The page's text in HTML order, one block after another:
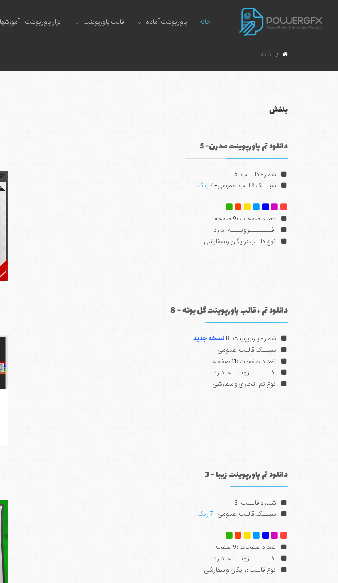
خانه پاورپوینت آماده قالب پاورپوینت ابزار پاورپوینت - آموزشها
خانه
بنفش
دانلود تم پاورپوینت مدرن- 5
شماره قالــب : 5
سبـــک قالـب : عمومی-7 رنگ
تعداد صفحات : 9 صفحه
افـــــــــزونــــه : دارد
نوع قالـب : رایگان و سفارشی
دانلود تم ، قالب پاورپوینت گل بوته - 8
شماره پاورپوینت : 8
نسخه جدید
سبـــک قالـب : عمومی
تعداد صفحات : 11 صفحه
افـــــــــزونــــه : دارد
نوع تم : تجاری و سفارشی
دانلود تم پاورپوینت زیبا - 3
شماره قالــب : 3
سبـــک قالـب : عمومی-7 رنگ
تعداد صفحات : 9 صفحه
افـــــــــزونــــه : دارد
نوع قالـب : رایگان و سفارشی